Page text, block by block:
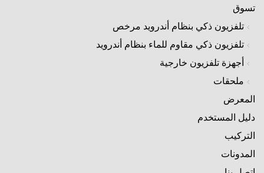
تسوق
تلفزيون ذكي بنظام أندرويد مرخص
تلفزيون ذكي مقاوم للماء بنظام أندرويد
أجهزة تلفزيون خارجية
ملحقات
المعرض
دليل المستخدم
التركيب
المدونات